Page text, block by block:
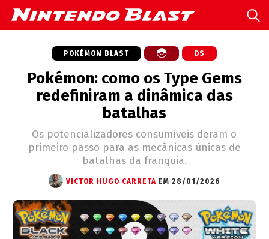
POKÉMON BLAST DS
Pokémon: como os Type Gems
redefiniram a dinâmica das
batalhas
Os potencializadores consumíveis deram o
primeiro passo para as mecânicas únicas de
batalhas da franquia.
VICTOR HUGO CARRETA EM 28/01/2026